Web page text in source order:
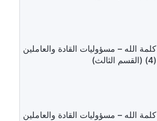
كلمة الله – مسؤوليات القادة والعاملين
(4) (القسم الثالث)
كلمة الله – مسؤوليات القادة والعاملين